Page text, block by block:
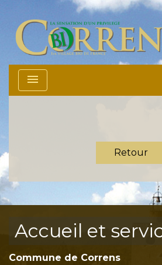
menu
Retour
Accueil et
Commune de Correns